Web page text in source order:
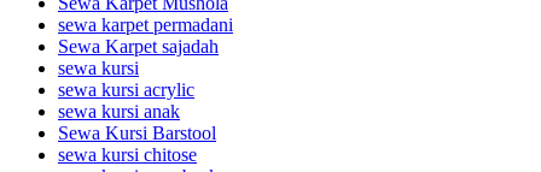
sewa karpet permadani
Sewa Karpet sajadah
sewa kursi
sewa kursi acrylic
sewa kursi anak
Sewa Kursi Barstool
sewa kursi chitose